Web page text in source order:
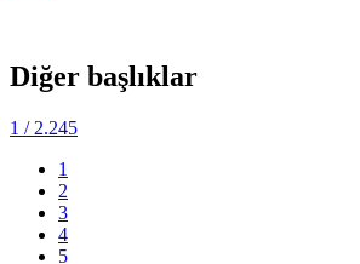
Diğer başlıklar
1 / 2.245
1
2
3
4
5